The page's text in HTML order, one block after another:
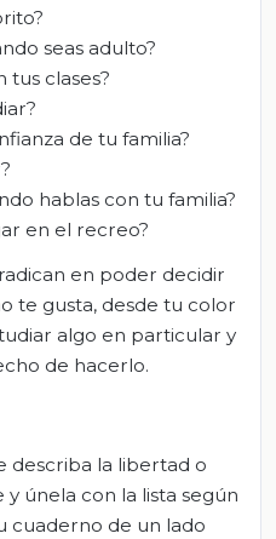
seas adulto?
tus clases?
de tu familia?
hablas con tu familia?
en el recreo?
en poder decidir
te gusta, desde tu color
algo en particular y
de hacerlo.
describa la libertad o
únela con la lista según
cuaderno de un lado